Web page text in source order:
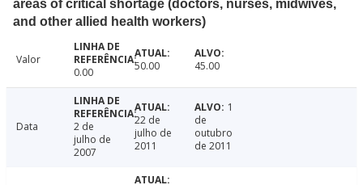
areas of critical shortage (doctors, nurses, midwives,
and other allied health workers)
Valor
0.00
50.00 45.00
Data
2 de
julho de
2007
22 de
julho de
2011
1
de
outubro
de 2011